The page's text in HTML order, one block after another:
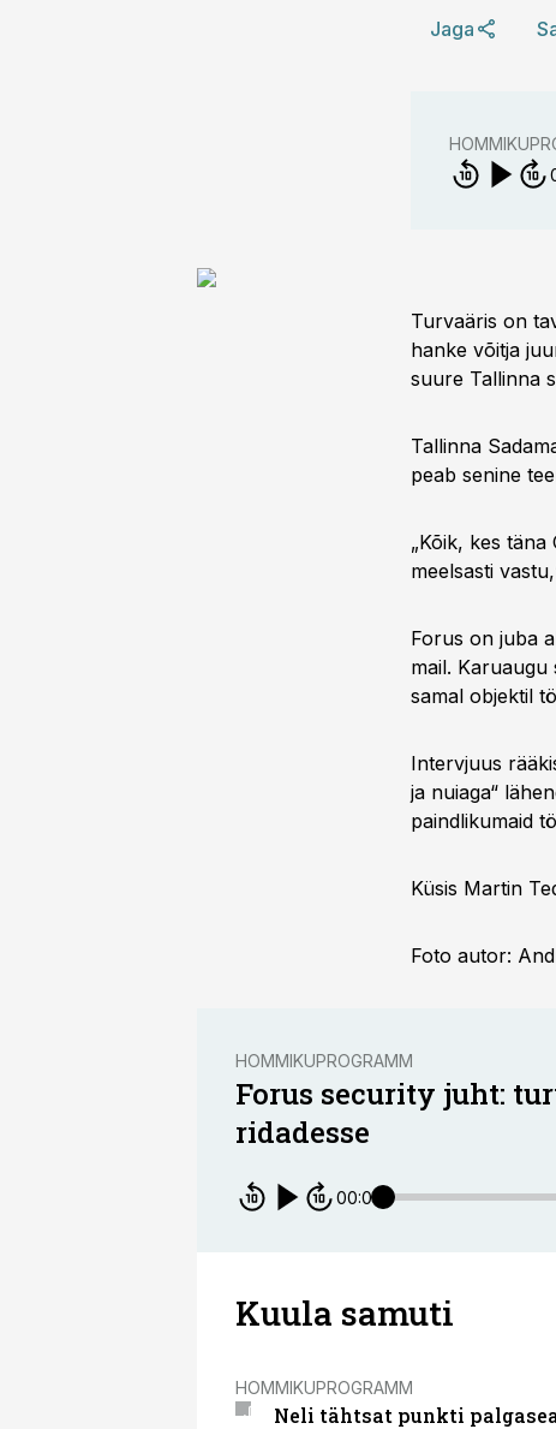
Jaga
Turvaäris on
hanke võitja
suure Tallinna
Tallinna
peab senine
„Kõik, kes
meelsasti
Forus on juba
mail.
samal objektil
Intervjuus
ja nuiaga“
paindlikumaid
Küsis Martin
Foto autor:
HOMMIKUPROGRAMM
Forus security juht:
ridadesse
00:00
Kuula samuti
HOMMIKUPROGRAMM
Neli tähtsat punkti